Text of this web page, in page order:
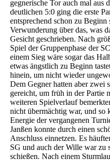
gegnerische Tor auch mal aus
deutlichen 5:0 ging die erste
entsprechend schon zu
Verwunderung über das, was
Gesicht geschrieben. Nach
Spiel der Gruppenphase der
einem Sieg wäre sogar das
etwas ängstlich zu Beginn
hinein, um nicht wieder
Dem Gegner hatten aber zwei
gereicht, um früh in der Partie
weiteren Spielverlauf
nicht übermächtig war, und so
Energie der vergangenen
Janßen konnte durch einen
Anschluss einnetzen. Es
SG und auch der Wille war zu
schießen. Nach einem